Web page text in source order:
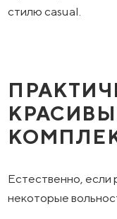
стилю casual.
Естественно, если
некоторые